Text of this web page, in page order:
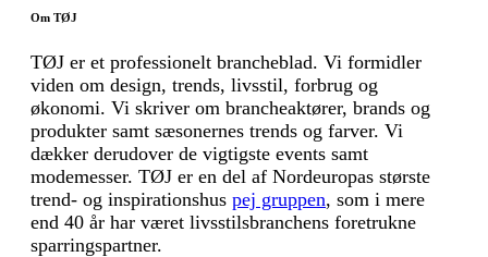
Om TØJ
TØJ er et professionelt brancheblad. Vi formidler
viden om design, trends, livsstil, forbrug og
økonomi. Vi skriver om brancheaktører, brands og
produkter samt sæsonernes trends og farver. Vi
dækker derudover de vigtigste events samt
modemesser. TØJ er en del af Nordeuropas største
trend- og inspirationshus pej gruppen, som i mere
end 40 år har været livsstilsbranchens foretrukne
sparringspartner.